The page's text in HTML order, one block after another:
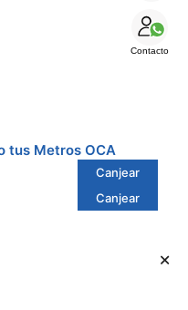
Contacto
tus Metros OCA
Canjear
Canjear